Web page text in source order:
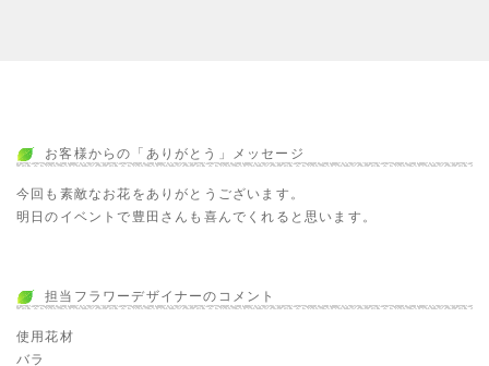
お客様からの「ありがとう」メッセージ
今回も素敵なお花をありがとうございます。
明日のイベントで豊田さんも喜んでくれると思います。
担当フラワーデザイナーのコメント
使用花材
バラ